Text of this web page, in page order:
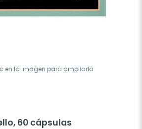
en la imagen para ampliarla
60 cápsulas